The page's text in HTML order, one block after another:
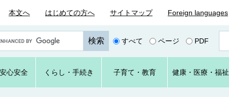
本文へ はじめての方へ サイトマップ Foreign languages
すべて ページ PDF
ジ
番
号
を
安心安全 くらし ・手続き 子育て ・教育 健康・ 医療・ 福祉